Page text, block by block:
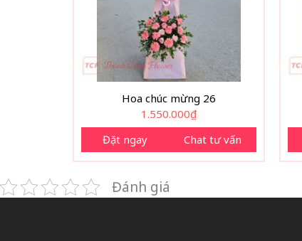
Hoa chúc mừng 26
1.550.000₫
Đặt ngay
Chat tư vấn
Đánh giá